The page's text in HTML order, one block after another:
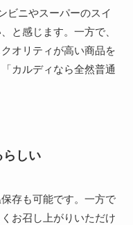
ビニやスーパーのスイ
と感じます。一方で、
オリティが高い商品を
カルディなら全然普通
らしい
存も可能です。一方で
お召し上がりいただけ